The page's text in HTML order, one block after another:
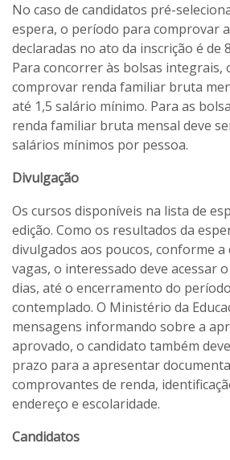
No caso de candidatos pré-
espera, o período para comprovar
declaradas no ato da inscrição é de
Para concorrer às bolsas integrais,
comprovar renda familiar bruta
até 1,5 salário mínimo. Para as
renda familiar bruta mensal deve
salários mínimos por pessoa.
Divulgação
Os cursos disponíveis na lista de
edição. Como os resultados da
divulgados aos poucos, conforme a
vagas, o interessado deve acessar
dias, até o encerramento do
contemplado. O Ministério da
mensagens informando sobre a
aprovado, o candidato também
prazo para a apresentar
comprovantes de renda,
endereço e escolaridade.
Candidatos